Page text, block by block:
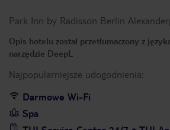
Park Inn by Radisson Berlin
Opis hotelu został przetłumaczony z
narzędzie DeepL
Najpopularniejsze udogodnienia:
Darmowe Wi-Fi
Spa